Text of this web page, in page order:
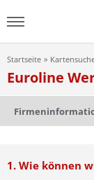
Home
Ratgeber
Startseite
Euroline
1. Wie können